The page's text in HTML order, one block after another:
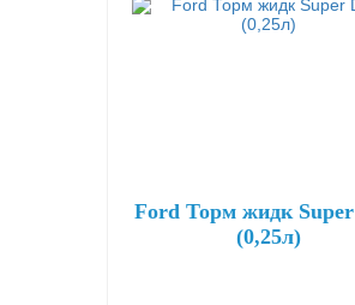
Ford Торм жидк
(0,25л)